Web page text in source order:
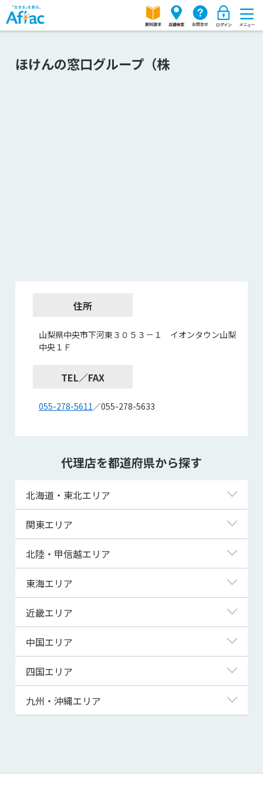
ほけんの窓口グループ（株
住所
山梨県中央市下河東３０５３－１ イオンタウン山梨
中央１Ｆ
TEL／FAX
055-278-5611／055-278-5633
代理店を都道府県から探す
北海道・東北エリア
北海道
青森県
宮城県
秋田県
山形県
関東エリア
東京都
神奈川県
埼玉県
千葉県
茨城県
群馬県
北陸・甲信越エリア
新潟県
富山県
福井県
山梨県
長野県
東海エリア
岐阜県
静岡県
三重県
近畿エリア
滋賀県
京都府
大阪府
兵庫県
和歌山県
中国エリア
鳥取県
島根県
山口県
四国エリア
徳島県
高知県
九州・沖縄エリア